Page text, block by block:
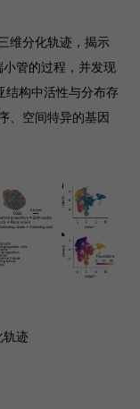
维分化轨迹，揭示
管的过程，并发现
结构中活性与分布存
、空间特异的基因
轨迹